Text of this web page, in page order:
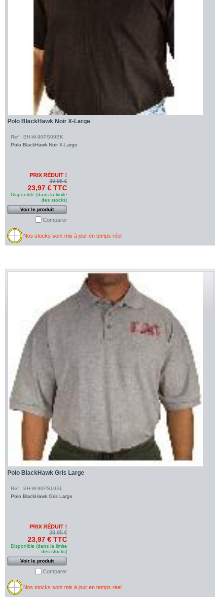
Polo BlackHawk Noir X-Large
Ref : BH-W-90PS09BK
Polo BlackHawk Noir X-Large
PRIX RÉDUIT !
39,95 €
23,97 € TTC
Disponible (dans la limite
des stocks)
Voir le produit
Comparer
Nos stocks sont mis à jour en temps réel
Polo BlackHawk Gris Large
Ref : BH-W-90PS10SL
Polo BlackHawk Gris Large
PRIX RÉDUIT !
39,95 €
23,97 € TTC
Disponible (dans la limite
des stocks)
Voir le produit
Comparer
Nos stocks sont mis à jour en temps réel